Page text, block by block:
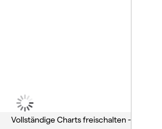
Vollständige Charts freischalten -